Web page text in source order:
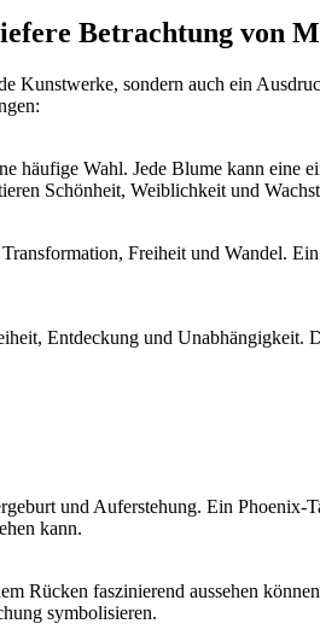
Betrachtung von
Kunstwerke, sondern auch ein
häufige Wahl. Jede Blume kann
Schönheit, Weiblichkeit und
Freiheit und Wandel.
Entdeckung und Unabhängigkeit.
und Auferstehung. Ein Phoenix-
kann.
Rücken faszinierend aussehen
symbolisieren.